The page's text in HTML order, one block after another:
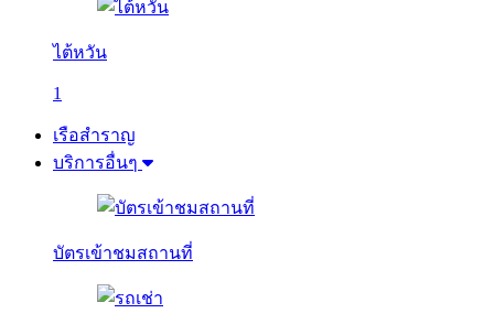
ไต้หวัน
1
เรือสำราญ
บริการอื่นๆ
บัตรเข้าชมสถานที่